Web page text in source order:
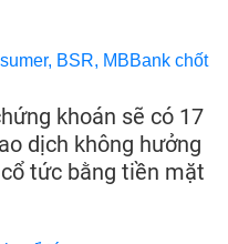
khoán sẽ có 17
dịch không hưởng
tức bằng tiền mặt